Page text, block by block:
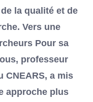
la qualité et de
Vers une
Pour sa
professeur
CNEARS, a mis
approche plus